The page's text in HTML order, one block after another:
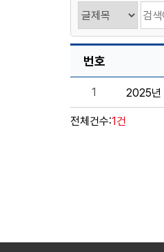
번호
1 2025년
전체건수:1건